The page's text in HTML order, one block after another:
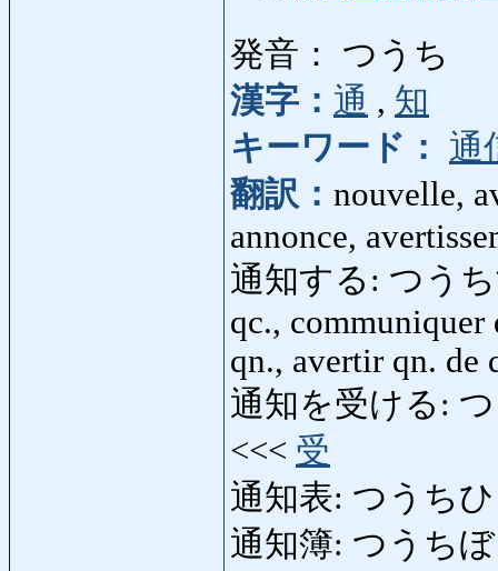
発音： つうち
漢字： 通 , 知
キーワード：
通
翻訳： nouvelle,
annonce,
通知する: つうち
qc., communiquer
qn., avertir qn. de
通知を受ける:
<<< 受
通知表: つうち
通知簿: つうち